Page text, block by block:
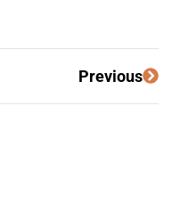
Previous